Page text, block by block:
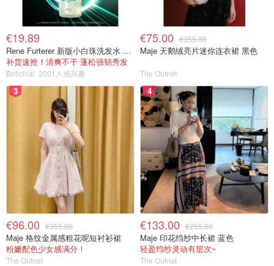
€19.89
Rene Furterer 新版小白珠洗发水 500ml
补货速抢！清爽不干 蓬松强韧秀发
Boticinal 2001人感兴趣
€75.00 €355.00
Maje 天鹅绒亮片迷你连衣裙 黑色
The Outnet
3
€96.00 €355.00
Maje 格纹金属感粗花呢短衬衫裙
粉嫩配色少女感满分！
The Outnet
4
€133.00 €255.00
Maje 印花绉纱中长裙 蓝色
轻盈绉纱灵动有层次~
The Outnet